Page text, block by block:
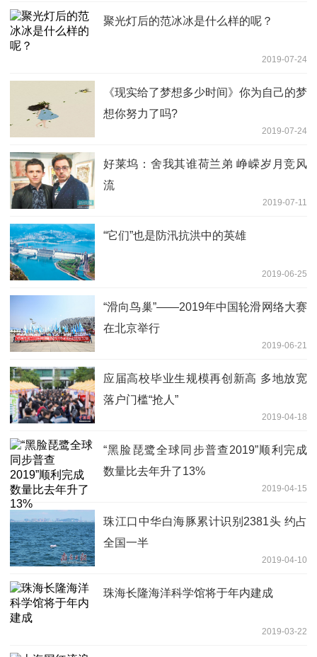
聚光灯后的范冰冰是什么样的呢？
2019-07-24
《现实给了梦想多少时间》你为自己的梦
想你努力了吗?
2019-07-24
好莱坞：舍我其谁荷兰弟 峥嵘岁月竞风
流
2019-07-11
“它们”也是防汛抗洪中的英雄
2019-06-25
“滑向鸟巢”——2019年中国轮滑网络大赛
在北京举行
2019-06-21
应届高校毕业生规模再创新高 多地放宽
落户门槛“抢人”
2019-04-18
“黑脸琵鹭全球同步普查2019”顺利完成
数量比去年升了13%
2019-04-15
珠江口中华白海豚累计识别2381头 约占
全国一半
2019-04-10
珠海长隆海洋科学馆将于年内建成
2019-03-22